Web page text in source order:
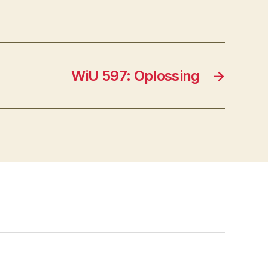
→
WiU 597: Oplossing